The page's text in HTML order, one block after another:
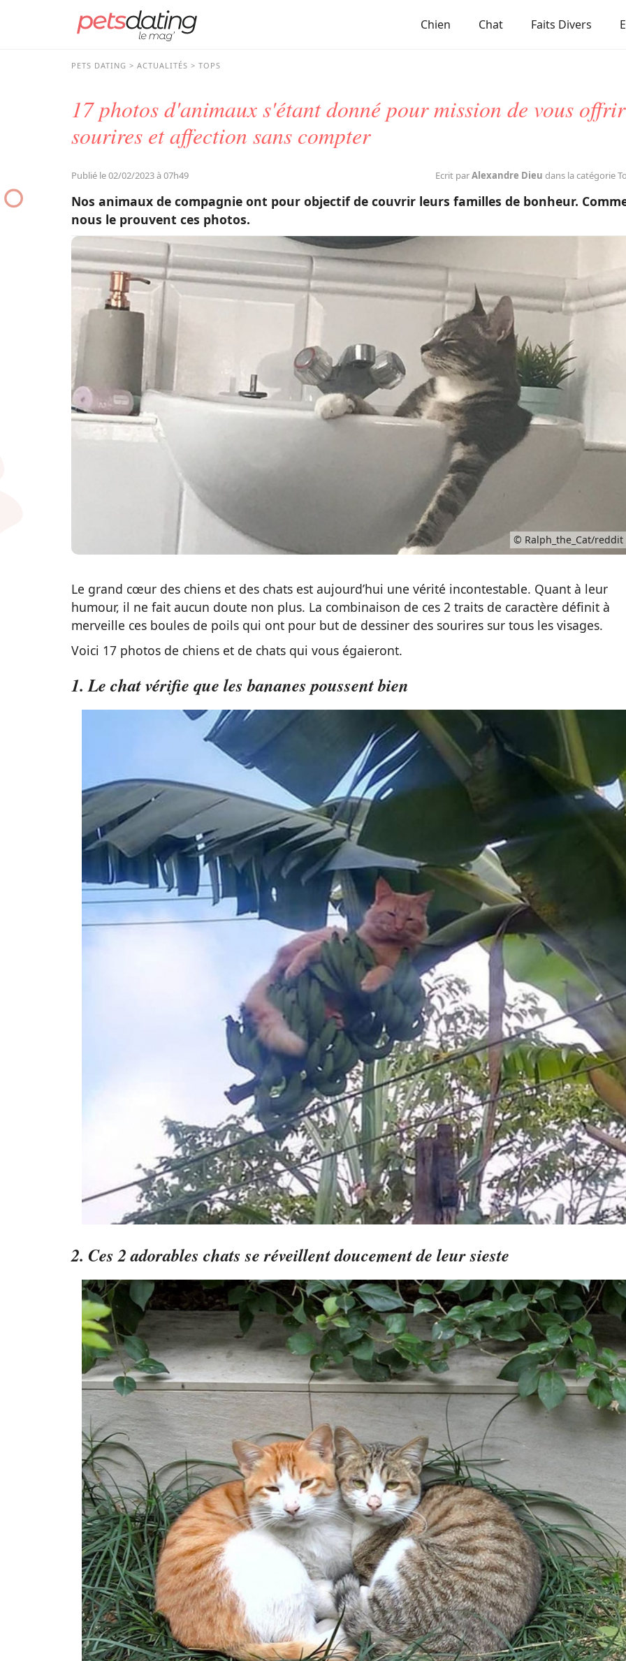
Chien Chat Faits Divers
PETS DATING ACTUALITÉS TOPS
17 photos d'animaux s'étant donné pour mission de vous offrir
sourires et affection sans compter
Publié le 02/02/2023 à 07h49 Ecrit parAlexandre Dieudans la catégorie
Nos animaux de compagnie ont pour objectif de couvrir leurs familles de bonheur. Comme
nous le prouvent ces photos.
© Ralph_the_Cat/reddit
Le grand cœur des chiens et des chats est aujourd’hui une vérité incontestable. Quant à leur
humour, il ne fait aucun doute non plus. La combinaison de ces 2 traits de caractère définit à
merveille ces boules de poils qui ont pour but de dessiner des sourires sur tous les visages.
Voici 17 photos de chiens et de chats qui vous égaieront.
1. Le chat vérifie que les bananes poussent bien
2. Ces 2 adorables chats se réveillent doucement de leur sieste